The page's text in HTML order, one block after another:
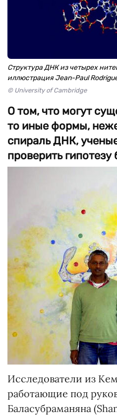
Структура ДНК из четырех
иллюстрация Jean-Paul
© University of Cambridge
О том, что могут
то иные формы,
спираль ДНК,
проверить
Исследователи из
работающие под
Баласубраманяна